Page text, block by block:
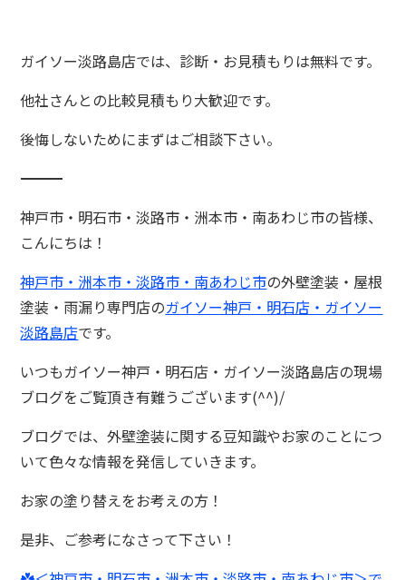
ガイソー淡路島店では、診断・お見積もりは無料です。
他社さんとの比較見積もり大歓迎です。
後悔しないためにまずはご相談下さい。
――――――――――――――――――――――――――――――――
神戸市・明石市・淡路市・洲本市・南あわじ市の皆様、
こんにちは！
神戸市・洲本市・淡路市・南あわじ市の外壁塗装・屋根
塗装・雨漏り専門店のガイソー神戸・明石店・ガイソー
淡路島店です。
いつもガイソー神戸・明石店・ガイソー淡路島店の現場
ブログをご覧頂き有難うございます(^^)/
ブログでは、外壁塗装に関する豆知識やお家のことにつ
いて色々な情報を発信していきます。
お家の塗り替えをお考えの方！
是非、ご参考になさって下さい！